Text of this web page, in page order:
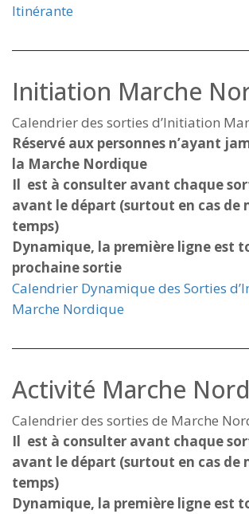
Itinérante
Initiation Marche
Calendrier des sorties d’Initiation
Réservé aux personnes n’ayant
la Marche Nordique
Il est à consulter avant chaque
avant le départ (surtout en cas de
temps)
Dynamique, la première ligne est
prochaine sortie
Calendrier Dynamique des Sorties
Marche Nordique
Activité Marche
Calendrier des sorties de Marche
Il est à consulter avant chaque
avant le départ (surtout en cas de
temps)
Dynamique, la première ligne est